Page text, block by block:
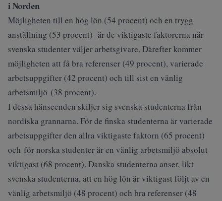
i Norden
Möjligheten till en hög lön (54 procent) och en trygg
anställning (53 procent) är de viktigaste faktorerna när
svenska studenter väljer arbetsgivare. Därefter kommer
möjligheten att få bra referenser (49 procent), varierade
arbetsuppgifter (42 procent) och till sist en vänlig
arbetsmiljö (38 procent).
I dessa hänseenden skiljer sig svenska studenterna från
nordiska grannarna. För de finska studenterna är varierade
arbetsuppgifter den allra viktigaste faktorn (65 procent)
och för norska studenter är en vänlig arbetsmiljö absolut
viktigast (68 procent). Danska studenterna anser, likt
svenska studenterna, att en hög lön är viktigast följt av en
vänlig arbetsmiljö (48 procent) och bra referenser (48